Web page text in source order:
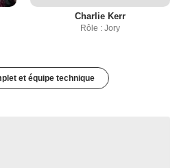
Charlie Kerr
Rôle : Jory
et équipe technique